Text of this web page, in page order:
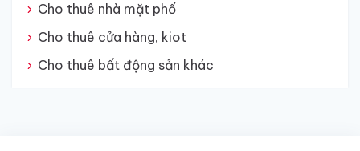
Cho thuê nhà mặt phố
Cho thuê cửa hàng, kiot
Cho thuê bất động sản khác